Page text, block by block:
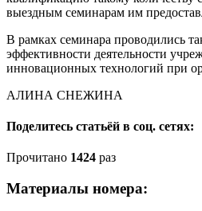
выездным семинарам им
В рамках семинара проводились
эффективности деятельности
инновационных технологий при
АЛИНА СНЕЖИНА
Поделитесь статьёй в соц. сетях:
Прочитано 1424 раз
Материалы номера: